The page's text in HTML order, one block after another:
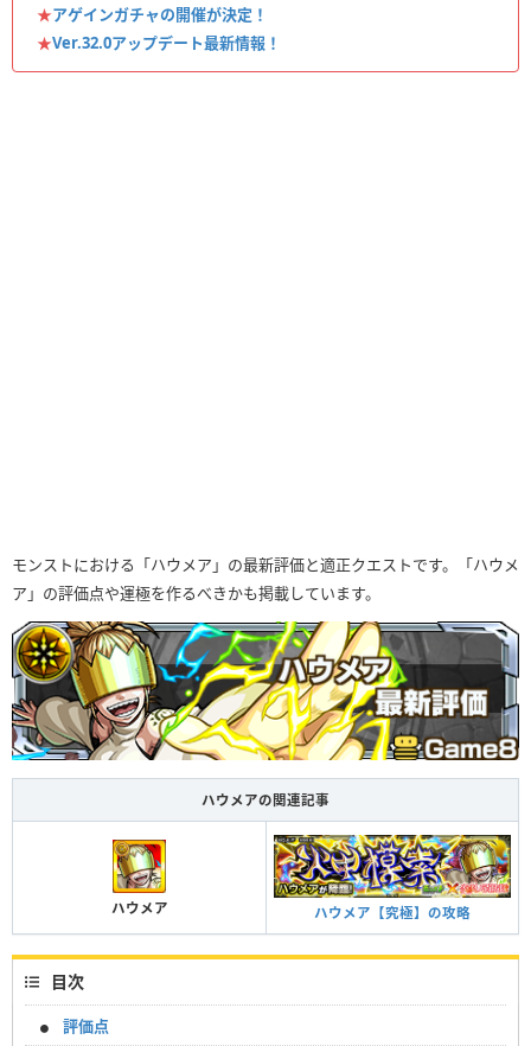
★アゲインガチャの開催が決定！
★Ver.32.0アップデート最新情報！
モンストにおける「ハウメア」の最新評価と適正クエストです。「ハウメ
ア」の評価点や運極を作るべきかも掲載しています。
ハウメアの関連記事
ハウメア ハウメア【究極】の攻略
目次
評価点